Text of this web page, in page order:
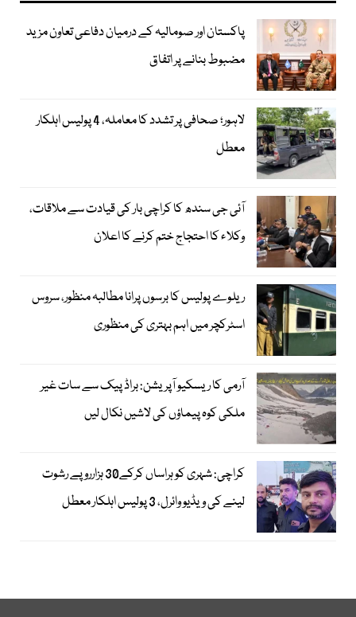
پاکستان اور صومالیہ کے درمیان دفاعی تعاون مزید
مضبوط بنانے پر اتفاق
لاہور؛ صحافی پر تشدد کا معاملہ، 4 پولیس اہلکار
معطل
آئی جی سندھ کا کراچی بار کی قیادت سے ملاقات،
وکلاء کا احتجاج ختم کرنے کا اعلان
ریلوے پولیس کا برسوں پرانا مطالبہ منظور، سروس
اسٹرکچر میں اہم بہتری کی منظوری
آرمی کا ریسکیو آپریشن: براڈ پیک سے سات غیر
ملکی کوہ پیماؤں کی لاشیں نکال لیں
کراچی: شہری کو ہراساں کرکے30 ہزارروپے رشوت
لینے کی ویڈیو وائرل، 3 پولیس اہلکار معطل